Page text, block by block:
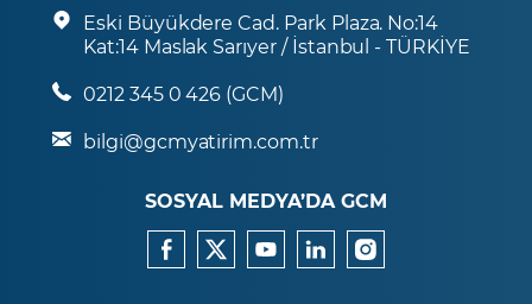
Eski Büyükdere Cad. Park Plaza. No:14
Kat:14 Maslak Sarıyer / İstanbul - TÜRKİYE
0212 345 0 426 (GCM)
bilgi@gcmyatirim.com.tr
SOSYAL MEDYA’DA GCM